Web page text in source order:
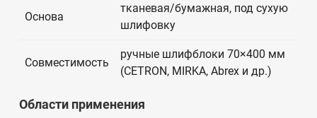
Основа
тканевая/бумажная, под сухую
шлифовку
Совместимость
ручные шлифблоки 70×400 мм
(CETRON, MIRKA, Abrex и др.)
Области применения